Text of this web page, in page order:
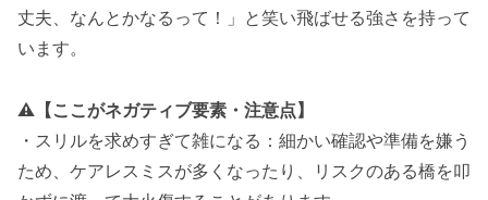
丈夫、なんとかなるって！」と笑い飛ばせる強さを持って
います。
⚠️【ここがネガティブ要素・注意点】
・スリルを求めすぎて雑になる：細かい確認や準備を嫌う
ため、ケアレスミスが多くなったり、リスクのある橋を叩